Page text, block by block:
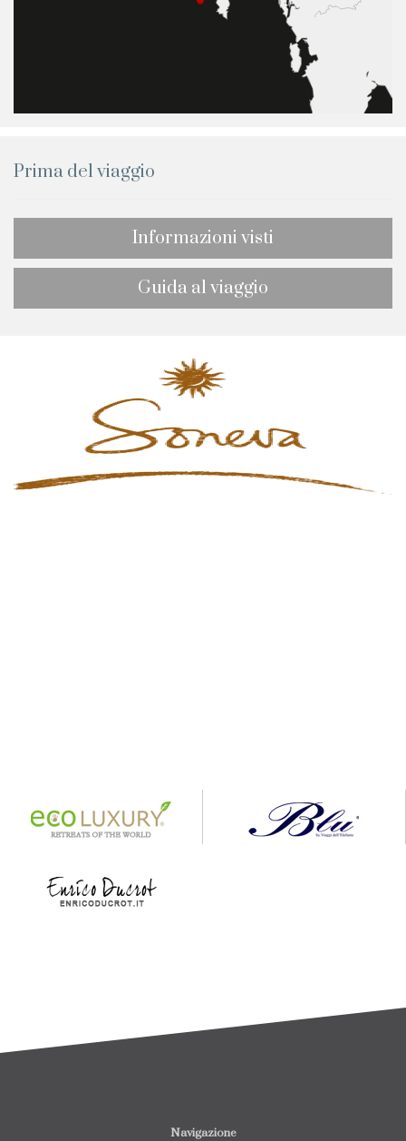
Prima del viaggio
Informazioni visti
Guida al viaggio
Navigazione